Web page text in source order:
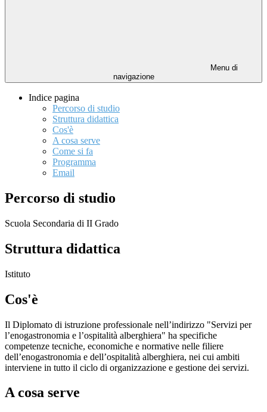
Menu di
navigazione
Indice pagina
Percorso di studio
Struttura didattica
Cos'è
A cosa serve
Come si fa
Programma
Email
Percorso di studio
Scuola Secondaria di II Grado
Struttura didattica
Istituto
Cos'è
Il Diplomato di istruzione professionale nell’indirizzo "Servizi per
l’enogastronomia e l’ospitalità alberghiera" ha specifiche
competenze tecniche, economiche e normative nelle filiere
dell’enogastronomia e dell’ospitalità alberghiera, nei cui ambiti
interviene in tutto il ciclo di organizzazione e gestione dei servizi.
A cosa serve